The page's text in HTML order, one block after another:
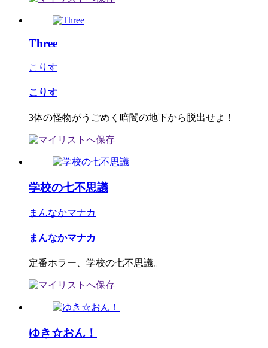
Three
こりす
こりす
3体の怪物がうごめく暗闇の地下から脱出せよ！
学校の七不思議
まんなかマナカ
まんなかマナカ
定番ホラー、学校の七不思議。
ゆき☆おん！